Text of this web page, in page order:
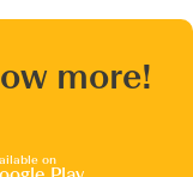
more!
on